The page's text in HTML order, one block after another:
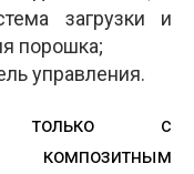
загрузки и
порошка;
управления.
только с